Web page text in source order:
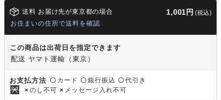
送料 お届け先が東京都の場合 1,001円 (税込)
お住まいの住所で送料を確認
この商品は出荷日を指定できます
配送 ヤマト運輸（東京）
お支払方法 〇 カード 〇 銀行振込 〇 代引き
× のし不可 × メッセージ入れ不可